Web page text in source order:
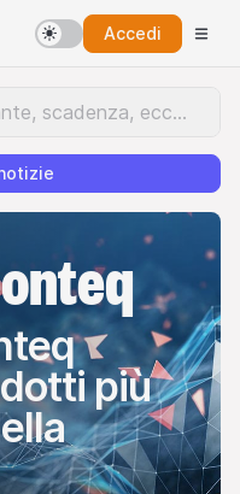
Accedi
più